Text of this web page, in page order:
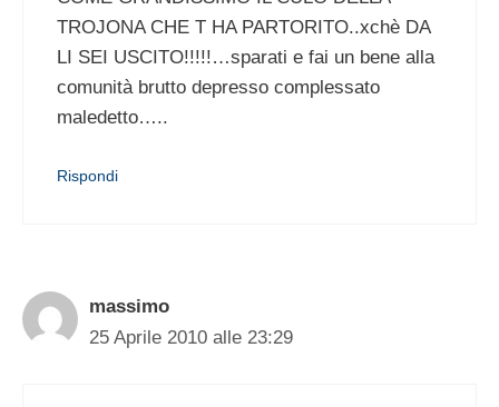
TROJONA CHE T HA PARTORITO..xchè DA
LI SEI USCITO!!!!!…sparati e fai un bene alla
comunità brutto depresso complessato
maledetto…..
Rispondi
massimo
25 Aprile 2010 alle 23:29